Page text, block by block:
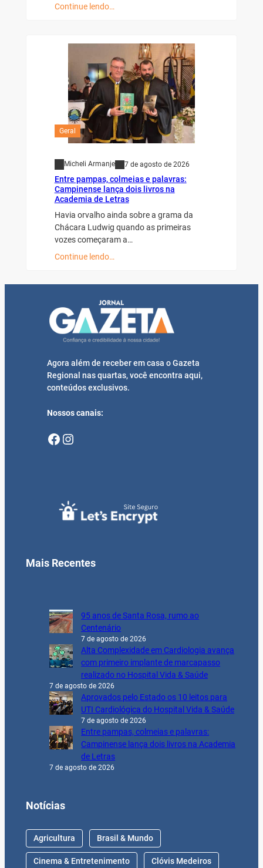
Continue lendo…
Geral
Micheli Armanje 7 de agosto de 2026
Entre pampas, colmeias e palavras:
Campinense lança dois livros na
Academia de Letras
Havia orvalho ainda sobre a grama da
Chácara Ludwig quando as primeiras
vozes começaram a…
Continue lendo…
Agora além de receber em casa o Gazeta
Regional nas quartas, você encontra aqui,
conteúdos exclusivos.
Nossos canais:
Facebook Instagram
Mais Recentes
95 anos de Santa Rosa, rumo ao
Centenário
7 de agosto de 2026
Alta Complexidade em Cardiologia avança
com primeiro implante de marcapasso
realizado no Hospital Vida & Saúde
7 de agosto de 2026
Aprovados pelo Estado os 10 leitos para
UTI Cardiológica do Hospital Vida & Saúde
7 de agosto de 2026
Entre pampas, colmeias e palavras:
Campinense lança dois livros na Academia
de Letras
7 de agosto de 2026
Notícias
Agricultura Brasil & Mundo
Cinema & Entretenimento Clóvis Medeiros